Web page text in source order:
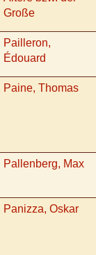
Große
Pailleron,
Édouard
Paine, Thomas
Pallenberg, Max
Panizza, Oskar